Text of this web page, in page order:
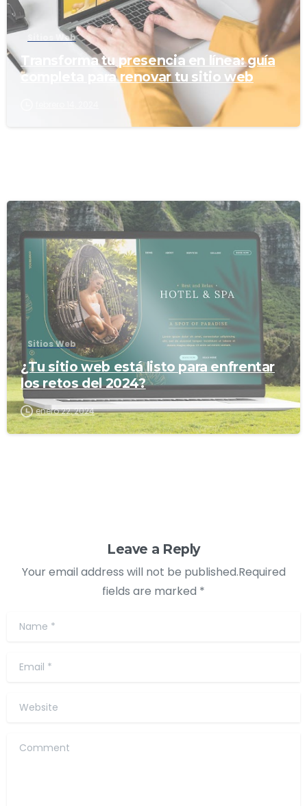
Sitios Web
Transforma tu presencia en línea: guía
completa para renovar tu sitio web
0
Sitios Web
¿Tu sitio web está listo para enfrentar
los retos del 2024?
enero 22, 2024
Leave a Reply
Your email address will not be published.Required
fields are marked *
Name
Email*
Website
Comment